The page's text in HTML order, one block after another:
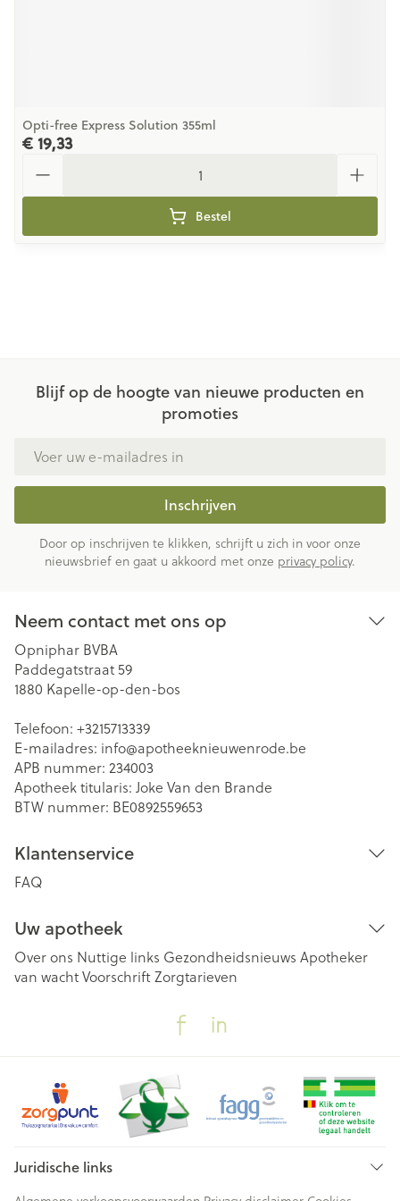
Opti-free Express Solution 355ml
€ 19,33
Bestel
Blijf op de hoogte van nieuwe producten en
promoties
Inschrijven
Door op inschrijven te klikken, schrijft u zich in voor onze
nieuwsbrief en gaat u akkoord met onze privacy policy.
Neem contact met ons op
Opniphar BVBA
Paddegatstraat 59
1880 Kapelle-op-den-bos
Telefoon: +3215713339
E-mailadres: info@apotheeknieuwenrode.be
APB nummer: 234003
Apotheek titularis: Joke Van den Brande
BTW nummer: BE0892559653
Klantenservice
FAQ
Uw apotheek
Over ons Nuttige links Gezondheidsnieuws Apotheker
van wachtVoorschriftZorgtarieven
Juridische links